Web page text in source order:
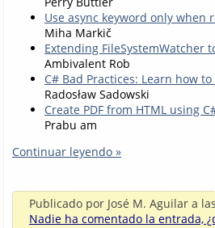
Use async keyword only when
Miha Markič
Extending FileSystemWatcher
Ambivalent Rob
C# Bad Practices: Learn how
Radosław Sadowski
Create PDF from HTML using
Prabu am
Continuar leyendo »
Publicado por José M. Aguilar a
Nadie ha comentado la entrada,